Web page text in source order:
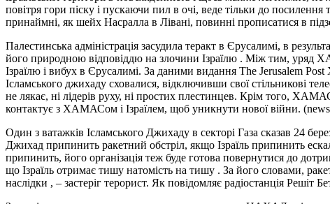
повітря гори піску і пускаючи пил в очі, веде тільки до
принаймні, як шейх Насралла в Лівані, повинні прописатися в
Палестинська адміністрація засудила теракт в Єрусалимі, в
його природною відповіддю на злочини Ізраїлю . Між тим, уряд
Ізраїлю і вибух в Єрусалимі. За даними видання The Jerusalem
Ісламського джихаду сховалися, відключивши свої стільникові
не лякає, ні лідерів руху, ні простих плестинцев. Крім того,
контактує з ХАМАСом і Ізраїлем, щоб уникнути нової війни.
Один з ватажків Ісламського Джихаду в секторі Газа сказав 24
Джихад припинить ракетний обстріл, якщо Ізраїль припинить
припинить, його організація теж буде готова повернутися до
що Ізраїль отримає тишу натомість на тишу . За його словами,
наслідки , – застеріг терорист. Як повідомляє радіостанція